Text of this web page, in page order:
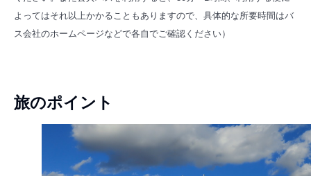
よってはそれ以上かかることもありますので、具体的な所要時間はバ
ス会社のホームページなどで各自でご確認ください）
旅のポイント